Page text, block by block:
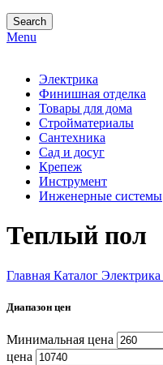
Search
Menu
Электрика
Финишная отделка
Товары для дома
Стройматериалы
Сантехника
Сад и досуг
Крепеж
Инструмент
Инженерные системы
Теплый пол
Главная Каталог Электрика
Диапазон цен
Минимальная цена
цена